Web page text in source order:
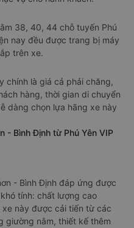
38, 40, 44 chỗ tuyến Phú
nay đều được trang bị máy
trên xe.
chính là giá cả phải chăng,
hàng, thời gian di chuyển
dàng chọn lựa hãng xe này
- Bình Định từ Phú Yên VIP
- Bình Định đáp ứng được
tính: chất lượng cao
này được cải tiến từ các
giường nằm, thiết kế thêm